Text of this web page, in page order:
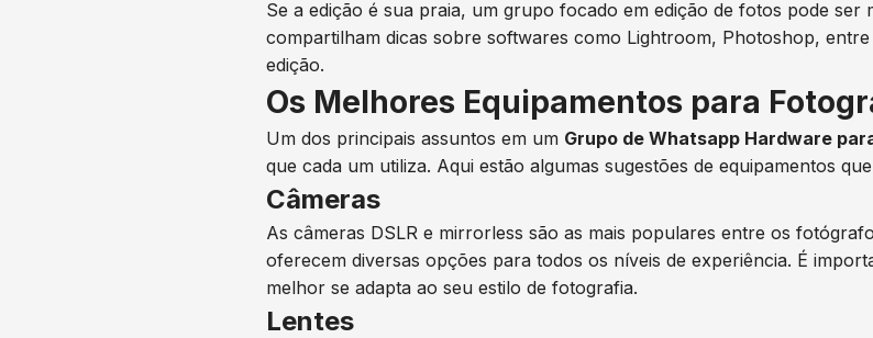
Se a edição é sua praia, um grupo focado em edição de fotos pode ser
compartilham dicas sobre softwares como Lightroom, Photoshop,
edição.
Os Melhores Equipamentos para
Um dos principais assuntos em um Grupo de Whatsapp Hardware
que cada um utiliza. Aqui estão algumas sugestões de equipamentos
Câmeras
As câmeras DSLR e mirrorless são as mais populares entre os
oferecem diversas opções para todos os níveis de experiência. É
melhor se adapta ao seu estilo de fotografia.
Lentes